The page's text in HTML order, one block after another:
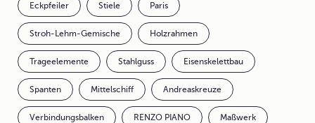
Eckpfeiler Stiele Paris
Stroh-Lehm-Gemische Holzrahmen
Trageelemente Stahlguss Eisenskelettbau
Spanten Mittelschiff Andreaskreuze
Verbindungsbalken RENZO PIANO Maßwerk